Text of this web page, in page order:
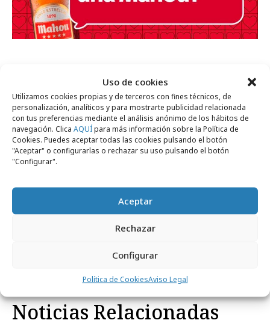
Uso de cookies
Utilizamos cookies propias y de terceros con fines técnicos, de
personalización, analíticos y para mostrarte publicidad relacionada
con tus preferencias mediante el análisis anónimo de los hábitos de
navegación. Clica AQUÍpara más información sobre la Política de
Cookies. Puedes aceptar todas las cookies pulsando el botón
"Aceptar" o configurarlas o rechazar su uso pulsando el botón
"Configurar".
Aceptar
Rechazar
Configurar
Política de CookiesAviso Legal
Haz clic para aceptar cookies de marketing
y permitir este contenido
Noticias Relacionadas